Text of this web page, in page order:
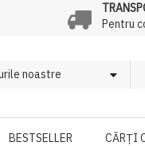
Pentru
BESTSELLER CĂRȚI